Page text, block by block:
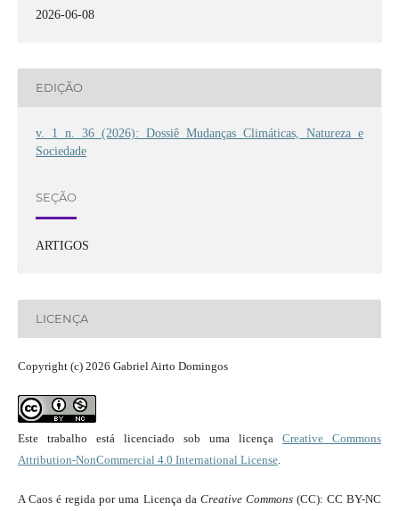
2026-06-08
EDIÇÃO
v. 1 n. 36 (2026): Dossiê Mudanças Climáticas, Natureza e
Sociedade
SEÇÃO
ARTIGOS
LICENÇA
Copyright (c) 2026 Gabriel Airto Domingos
Este trabalho está licenciado sob uma licençaCreative Commons
Attribution-NonCommercial 4.0 International License.
A Caos é regida por uma Licença da Creative Commons(CC): CC BY-NC